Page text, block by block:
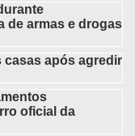
de armas e drogas
casas após agredir
oficial da